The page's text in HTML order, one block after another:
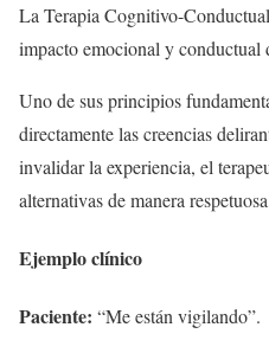
La Terapia Cognitivo-
impacto emocional y conductual
Uno de sus principios
directamente las creencias
invalidar la experiencia, el
alternativas de manera
Ejemplo clínico
Paciente: “Me están vigilando”.